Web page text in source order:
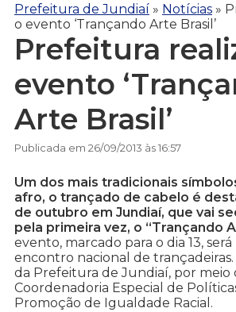
Prefeitura de Jundiaí » Notícias »
o evento ‘Trançando Arte Brasil’
Prefeitura
evento
Arte Brasil’
Publicada em 26/09/2013 às 16:57
Um dos mais tradicionais
afro, o trançado de cabelo é
de outubro em Jundiaí, que vai
pela primeira vez, o “Trançando
evento, marcado para o dia 13,
encontro nacional de trançadeiras.
da Prefeitura de Jundiaí, por meio
Coordenadoria Especial de
Promoção de Igualdade Racial.